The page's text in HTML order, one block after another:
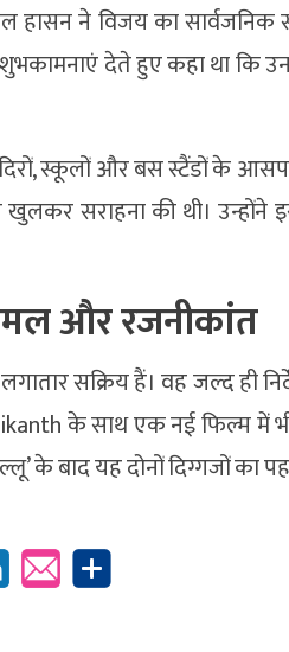
ने विजय का सार्वजनिक
देते हुए कहा था कि
स्कूलों और बस स्टैंडों के
सराहना की थी। उन्होंने
और रजनीकांत
सक्रिय हैं। वह जल्द ही
के साथ एक नई फिल्म में
के बाद यह दोनों दिग्गजों का